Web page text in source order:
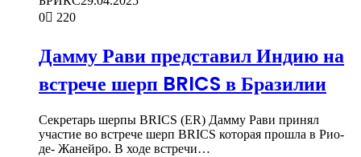
0
220
Дамму Рави представил Индию на
встрече шерп BRICS в Бразилии
Секретарь шерпы BRICS (ЕR) Дамму Рави принял
участие во встрече шерп BRICS которая прошла в Рио-
де- Жанейро. В ходе встречи…